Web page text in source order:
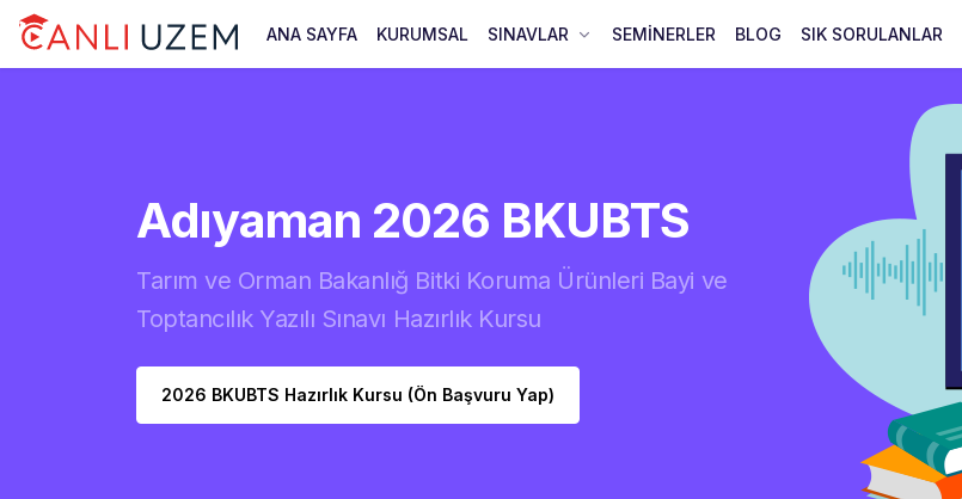
ANA SAYFA KURUMSAL SINAVLAR SEMİNERLER BLOG SIK SORULANLAR
Adıyaman 2026 BKUBTS
Tarım ve Orman Bakanlığ Bitki Koruma Ürünleri Bayi ve
Toptancılık Yazılı Sınavı Hazırlık Kursu
2026 BKUBTS Hazırlık Kursu (Ön Başvuru Yap)